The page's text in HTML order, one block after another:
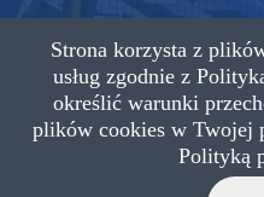
Copyright © 2021 VIVE Textile
Strona korzysta z
usług zgodnie z
określić warunki
plików cookies w Twojej
Polityką